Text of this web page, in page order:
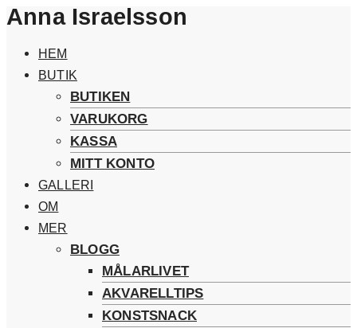
Anna Israelsson
HEM
BUTIK
BUTIKEN
VARUKORG
KASSA
MITT KONTO
GALLERI
OM
MER
BLOGG
MÅLARLIVET
AKVARELLTIPS
KONSTSNACK